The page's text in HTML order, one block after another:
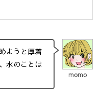
momo
ようと厚着
水のことは